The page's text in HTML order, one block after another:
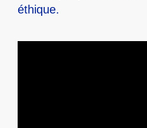
éthique.